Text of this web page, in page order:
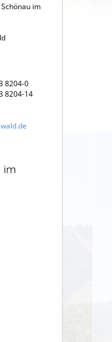
im
8204-0
8204-14
im